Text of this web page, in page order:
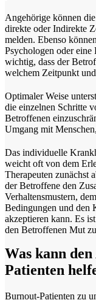
Angehörige können
direkte oder Indirekte
melden. Ebenso
Psychologen oder
wichtig, dass der
welchem Zeitpunkt
Optimaler Weise
die einzelnen Schritte
Betroffenen
Umgang mit
Das individuelle
weicht oft von dem
Therapeuten zunächst
der Betroffene den
Verhaltensmustern,
Bedingungen und den
akzeptieren kann. Es
den Betroffenen Mut
Was kann
Patienten
Burnout-Patienten zu